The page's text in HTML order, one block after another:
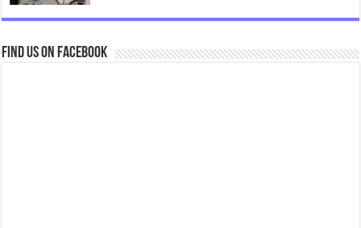
Find us on Facebook